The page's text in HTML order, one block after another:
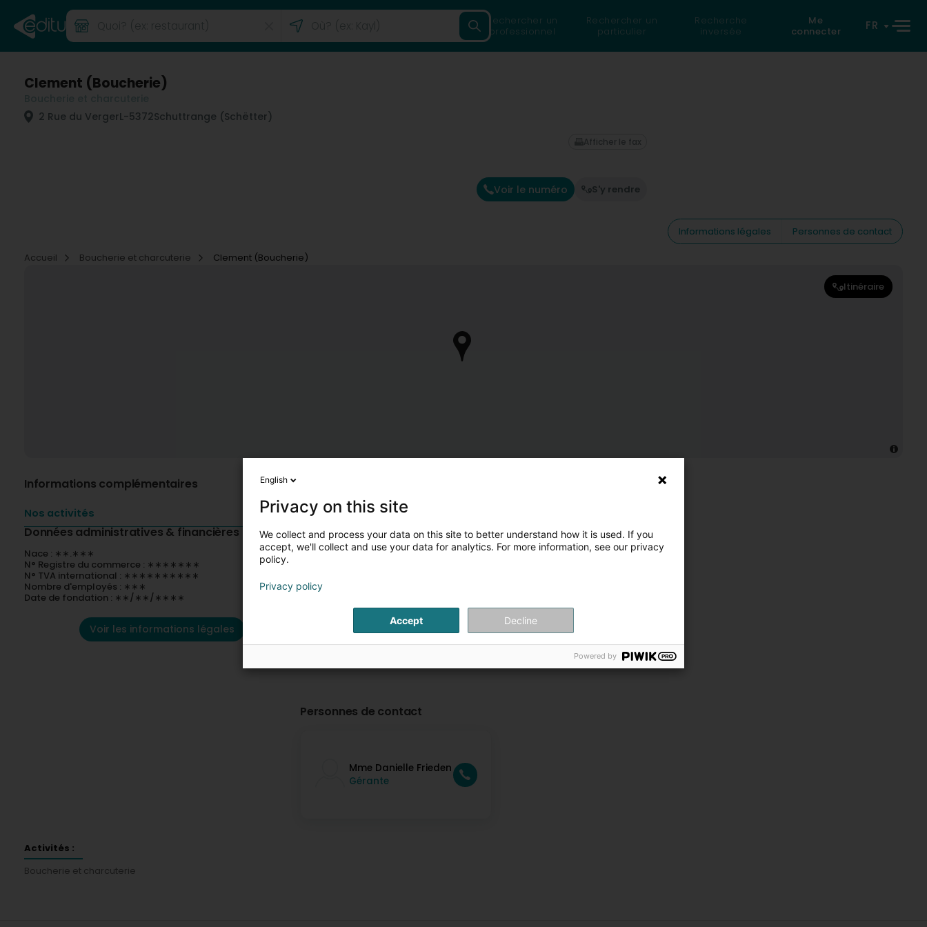
Rechercher un
professionnel
Rechercher un
particulier
Recherche
inversée
Me
connecter
FR
Clement (Boucherie)
2 Rue du VergerL-5372Schuttrange (Schëtter)
Voir le numéro S'y rendre
Afficher le fax
Informations légales
Personnes de contact
Accueil
Boucherie et charcuterie Clement (Boucherie)
Itinéraire
Informations complémentaires
Nos activités
Données administratives & financières
Nace : ∗∗.∗∗∗
N° Registre du commerce : ∗∗∗∗∗∗∗
N° TVA international : ∗∗∗∗∗∗∗∗∗∗
Nombre d'employés : ∗∗∗
Date de fondation : ∗∗/∗∗/∗∗∗∗
Voir les informations légales
Personnes de contact
Mme Danielle Frieden
Gérante
Activités :
Boucherie et charcuterie
English
Privacy on this site
We collect and process your data on this site to better understand how it is used. If you
accept, we'll collect and use your data for analytics. For more information, see our privacy
policy.
Privacy policy
Accept Decline
Powered by